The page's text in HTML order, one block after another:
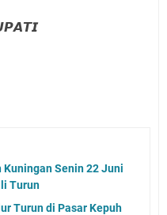
Kuningan Senin 22 Juni
Turun
Turun di Pasar Kepuh